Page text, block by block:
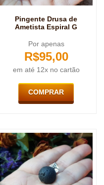
Pingente Drusa de
Ametista Espiral G
Por apenas
R$95,00
em até 12x no cartão
COMPRAR